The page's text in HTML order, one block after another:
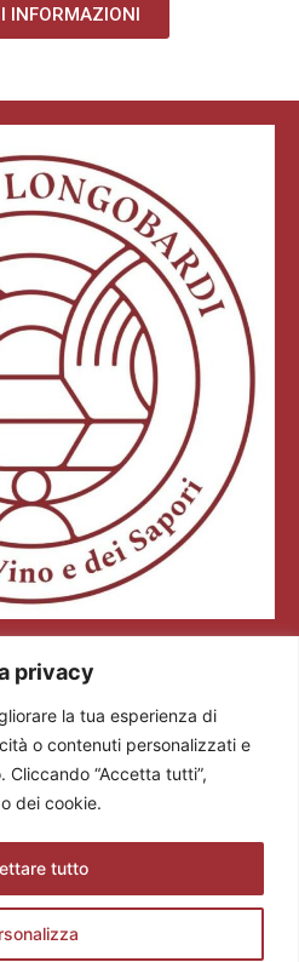
privacy
la tua esperienza di
o contenuti personalizzati e
“Accetta tutti”,
dei cookie.
tutto
INFORMAZIONI
del Vino e dei Sapori
(BS)